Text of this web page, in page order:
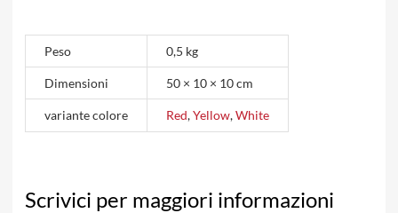
Peso 0,5 kg
Dimensioni 50 × 10 × 10 cm
variante colore Red,Yellow,White
Scrivici per maggiori informazioni